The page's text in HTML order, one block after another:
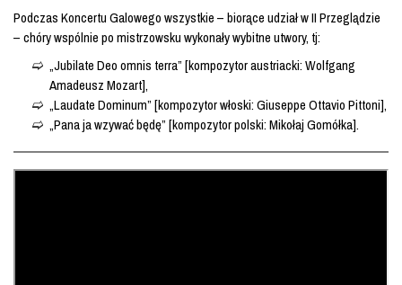
Podczas Koncertu Galowego wszystkie – biorące udział w II Przeglądzie
– chóry wspólnie po mistrzowsku wykonały wybitne utwory, tj:
„Jubilate Deo omnis terra” [kompozytor austriacki: Wolfgang
Amadeusz Mozart],
„Laudate Dominum” [kompozytor włoski: Giuseppe Ottavio Pittoni],
„Pana ja wzywać będę” [kompozytor polski: Mikołaj Gomółka].